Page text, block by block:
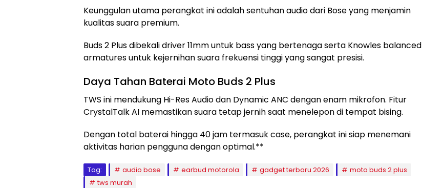
Keunggulan utama perangkat ini adalah sentuhan audio dari Bose yang menjamin
kualitas suara premium.
Buds 2 Plus dibekali driver 11mm untuk bass yang bertenaga serta Knowles balanced
armatures untuk kejernihan suara frekuensi tinggi yang sangat presisi.
Daya Tahan Baterai Moto Buds 2 Plus
TWS ini mendukung Hi-Res Audio dan Dynamic ANC dengan enam mikrofon. Fitur
CrystalTalk AI memastikan suara tetap jernih saat menelepon di tempat bising.
Dengan total baterai hingga 40 jam termasuk case, perangkat ini siap menemani
aktivitas harian pengguna dengan optimal.**
Tag: audio bose earbud motorola gadget terbaru 2026
moto buds 2 plus
tws murah